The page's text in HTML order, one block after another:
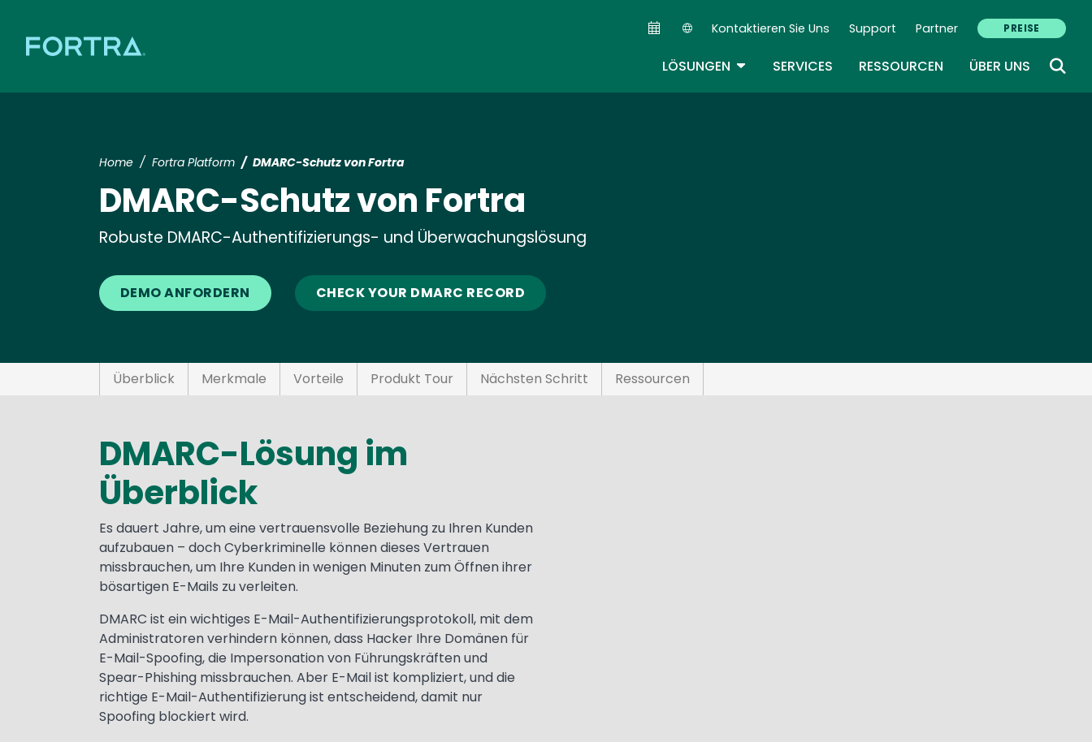
Secondary Navigation (DE)
Kontaktieren Sie Uns Support Partner PREISE
LÖSUNGEN TOGGLE DROPDOWN
SERVICES RESSOURCEN ÜBER UNS
Home Fortra Platform DMARC-Schutz von Fortra
DMARC-Schutz von Fortra
Robuste DMARC-Authentifizierungs- und Überwachungslösung
DEMO ANFORDERN CHECK YOUR DMARC RECORD
Überblick Merkmale Vorteile Produkt Tour Nächsten Schritt Ressourcen
DMARC-Lösung im
Überblick
Es dauert Jahre, um eine vertrauensvolle Beziehung zu Ihren Kunden
aufzubauen – doch Cyberkriminelle können dieses Vertrauen
missbrauchen, um Ihre Kunden in wenigen Minuten zum Öffnen ihrer
bösartigen E-Mails zu verleiten.
DMARC ist ein wichtiges E-Mail-Authentifizierungsprotokoll, mit dem
Administratoren verhindern können, dass Hacker Ihre Domänen für
E-Mail-Spoofing, die Impersonation von Führungskräften und
Spear-Phishing missbrauchen. Aber E-Mail ist kompliziert, und die
richtige E-Mail-Authentifizierung ist entscheidend, damit nur
Spoofing blockiert wird.